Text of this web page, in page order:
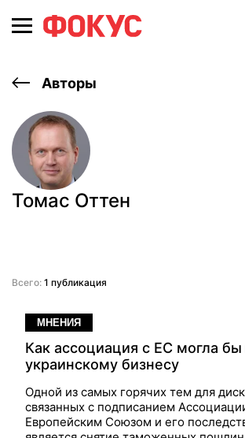
Авторы
Томас Оттен
Всего: 1 публикация
МНЕНИЯ
Как ассоциация с ЕС могла
украинскому бизнесу
Одной из самых горячих тем для
связанных с подписанием
Европейским Союзом и его